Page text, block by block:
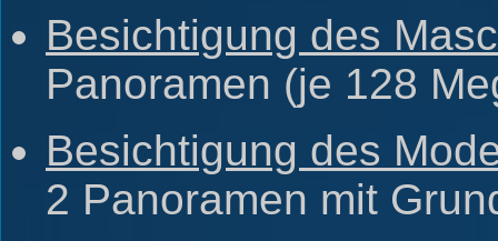
Besichtigung des
Panoramen (je 128
Besichtigung des
2 Panoramen mit